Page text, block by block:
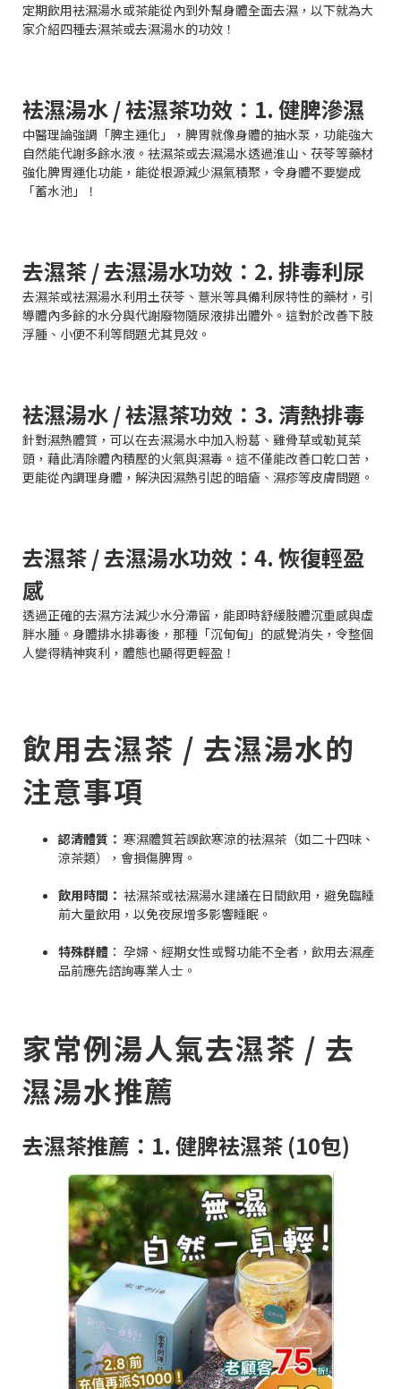
定期飲用袪濕湯水或茶能從內到外幫身體全面去濕，以下就為大
家介紹四種去濕茶或去濕湯水的功效！
袪濕湯水 / 袪濕茶功效：1. 健脾滲濕
中醫理論強調「脾主運化」，脾胃就像身體的抽水泵，功能強大
自然能代謝多餘水液。袪濕茶或去濕湯水透過淮山、茯苓等藥材
強化脾胃運化功能，能從根源減少濕氣積聚，令身體不要變成
「蓄水池」！
去濕茶 / 去濕湯水功效：2. 排毒利尿
去濕茶或袪濕湯水利用土茯苓、薏米等具備利尿特性的藥材，引
導體內多餘的水分與代謝廢物隨尿液排出體外。這對於改善下肢
浮腫、小便不利等問題尤其見效。
袪濕湯水 / 袪濕茶功效：3. 清熱排毒
針對濕熱體質，可以在去濕湯水中加入粉葛、雞骨草或勒莧菜
頭，藉此清除體內積壓的火氣與濕毒。這不僅能改善口乾口苦，
更能從內調理身體，解決因濕熱引起的暗瘡、濕疹等皮膚問題。
去濕茶 / 去濕湯水功效：4. 恢復輕盈
感
透過正確的去濕方法減少水分滯留，能即時舒緩肢體沉重感與虛
胖水腫。身體排水排毒後，那種「沉甸甸」的感覺消失，令整個
人變得精神爽利，體態也顯得更輕盈！
飲用去濕茶 / 去濕湯水的
注意事項
認清體質： 寒濕體質若誤飲寒涼的袪濕茶（如二十四味、
涼茶類），會損傷脾胃。
飲用時間： 袪濕茶或袪濕湯水建議在日間飲用，避免臨睡
前大量飲用，以免夜尿增多影響睡眠。
特殊群體 ： 孕婦、經期女性或腎功能不全者，飲用去濕產
品前應先諮詢專業人士。
家常例湯人氣去濕茶 / 去
濕湯水推薦
去濕茶推薦：1. 健脾袪濕茶 (10包)